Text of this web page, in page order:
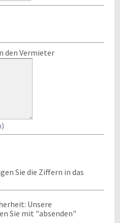
den Vermieter
Sie die Ziffern in das
Unsere
Sie mit "absenden"